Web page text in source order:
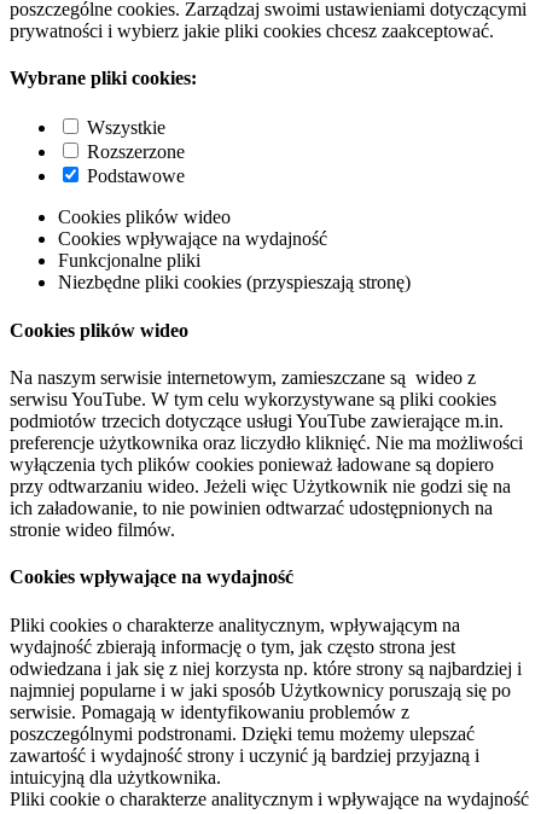
poszczególne cookies. Zarządzaj swoimi ustawieniami dotyczącymi
prywatności i wybierz jakie pliki cookies chcesz zaakceptować.
Wybrane pliki cookies:
Wszystkie
Rozszerzone
Podstawowe
Cookies plików wideo
Cookies wpływające na wydajność
Funkcjonalne pliki
Niezbędne pliki cookies (przyspieszają stronę)
Cookies plików wideo
Na naszym serwisie internetowym, zamieszczane są wideo z
serwisu YouTube. W tym celu wykorzystywane są pliki cookies
podmiotów trzecich dotyczące usługi YouTube zawierające m.in.
preferencje użytkownika oraz liczydło kliknięć. Nie ma możliwości
wyłączenia tych plików cookies ponieważ ładowane są dopiero
przy odtwarzaniu wideo. Jeżeli więc Użytkownik nie godzi się na
ich załadowanie, to nie powinien odtwarzać udostępnionych na
stronie wideo filmów.
Cookies wpływające na wydajność
Pliki cookies o charakterze analitycznym, wpływającym na
wydajność zbierają informację o tym, jak często strona jest
odwiedzana i jak się z niej korzysta np. które strony są najbardziej i
najmniej popularne i w jaki sposób Użytkownicy poruszają się po
serwisie. Pomagają w identyfikowaniu problemów z
poszczególnymi podstronami. Dzięki temu możemy ulepszać
zawartość i wydajność strony i uczynić ją bardziej przyjazną i
intuicyjną dla użytkownika.
Pliki cookie o charakterze analitycznym i wpływające na wydajność